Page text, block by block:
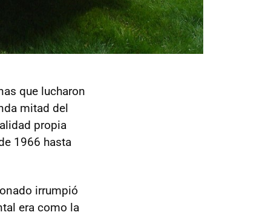
que lucharon
mitad del
propia
1966 hasta
irrumpió
era como la